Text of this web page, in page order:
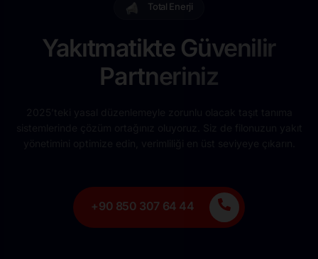
Total Enerji
Yakıtmatikte Güvenilir
Partneriniz
+90 850 307 64 44